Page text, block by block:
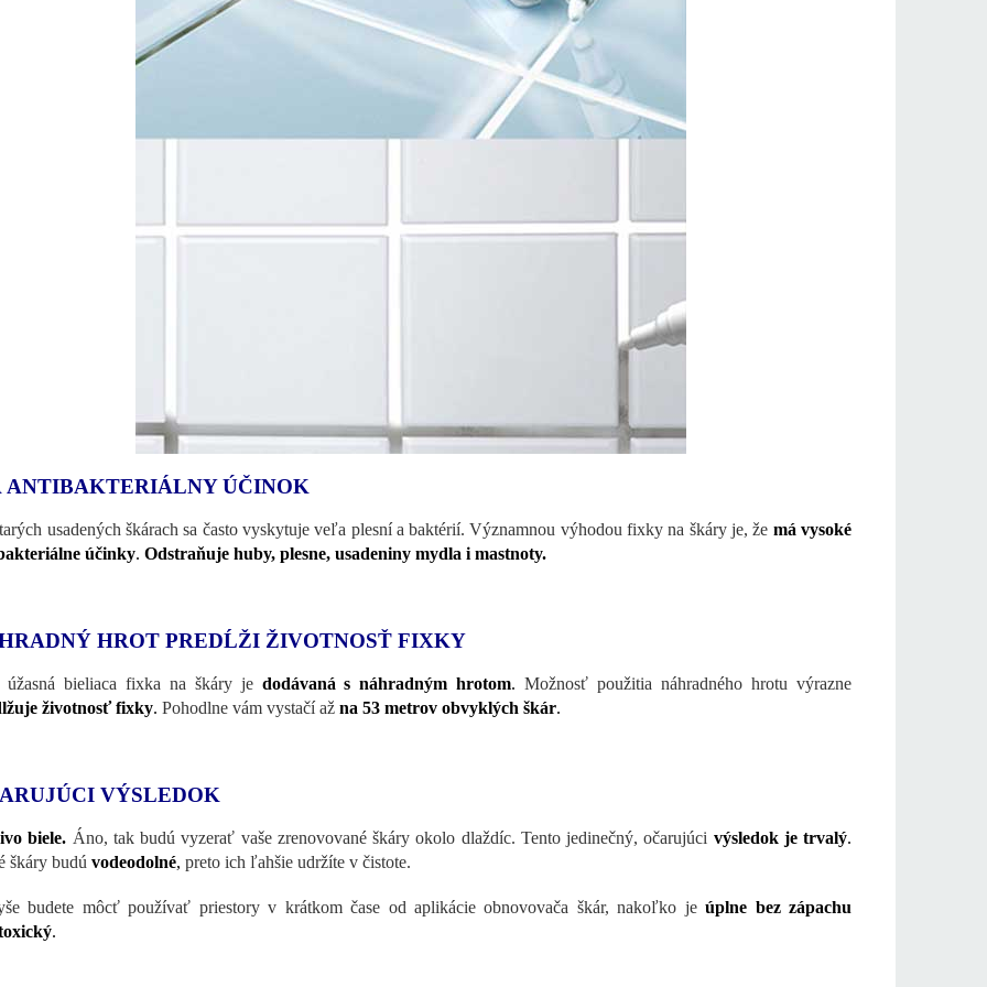
ANTIBAKTERIÁLNY ÚČINOK
usadených škárach sa často vyskytuje veľa plesní a baktérií. Významnou výhodou fixky na škáry je, že má vysoké
účinky. Odstraňuje huby, plesne, usadeniny mydla i mastnoty.
HROT PREDĹŽI ŽIVOTNOSŤ FIXKY
úžasná bieliaca fixka na škáry je dodávaná s náhradným hrotom. Možnosť použitia náhradného hrotu výrazne
životnosť fixky. Pohodlne vám vystačí až na 53 metrov obvyklých škár.
VÝSLEDOK
biele. Áno, tak budú vyzerať vaše zrenovované škáry okolo dlaždíc. Tento jedinečný, očarujúci výsledok je trvalý.
škáry budú vodeodolné, preto ich ľahšie udržíte v čistote.
budete môcť používať priestory v krátkom čase od aplikácie obnovovača škár, nakoľko jeúplne bez zápachu
.